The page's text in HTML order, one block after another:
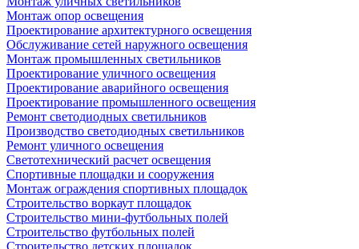
Монтаж опор освещения
Проектирование архитектурного освещения
Обслуживание сетей наружного освещения
Монтаж промышленных светильников
Проектирование уличного освещения
Проектирование аварийного освещения
Проектирование промышленного освещения
Ремонт светодиодных светильников
Производство светодиодных светильников
Ремонт уличного освещения
Светотехнический расчет освещения
Спортивные площадки и сооружения
Монтаж ограждения спортивных площадок
Строительство воркаут площадок
Строительство мини-футбольных полей
Строительство футбольных полей
Строительство детских площадок